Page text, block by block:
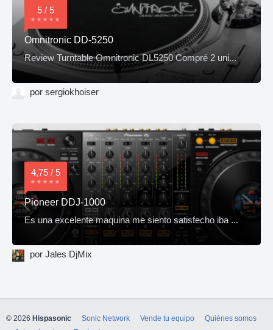
5 / 5
Omnitronic DD-5250
Review Turntable Omnitronic DL5250 Compré 2 uni...
por sergiokhoiser
4,75 / 5
Pioneer DDJ-1000
Es una excelente maquina me siento satisfecho iba ...
por Jales DjMix
© 2026 Hispasonic Sonic Network Vende tu equipo
Quiénes somos